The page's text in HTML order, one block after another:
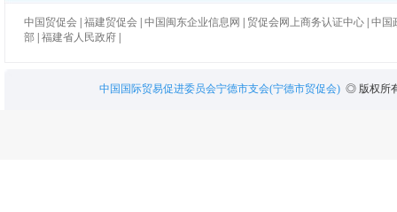
中国贸促会| 福建贸促会| 中国闽东企业信息网 贸促会网上商务认证中心| 中国
部| 福建省人民政府|
中国国际贸易促进委员会宁德市支会(宁德市贸促会) ◎ 版权